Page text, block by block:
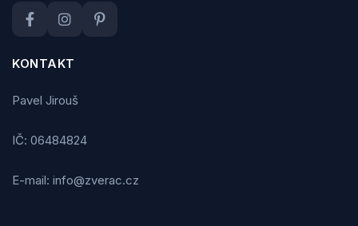
KONTAKT
Pavel Jirouš
IČ: 06484824
E-mail: info@zverac.cz